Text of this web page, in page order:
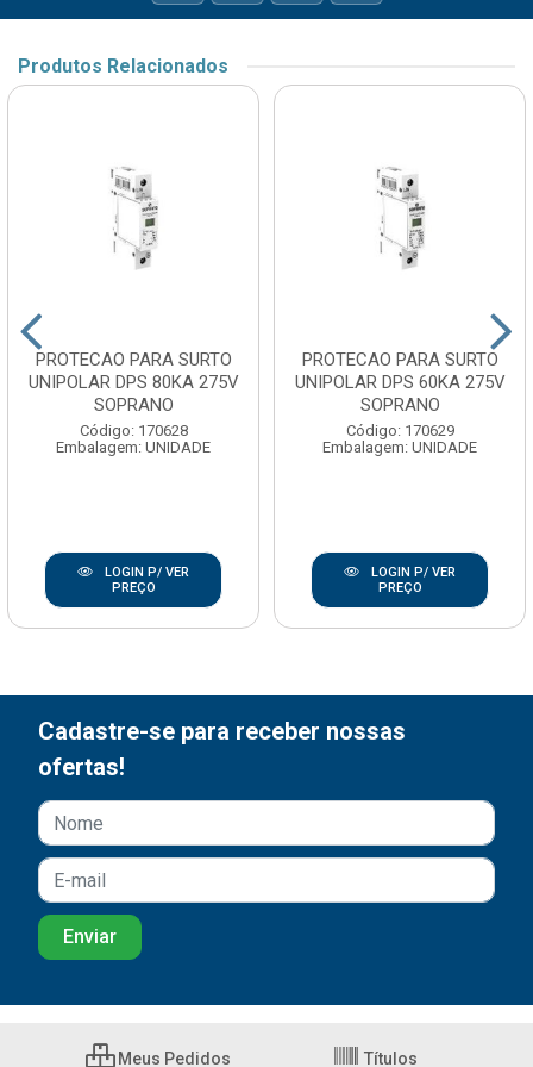
Produtos Relacionados
PROTECAO PARA SURTO
UNIPOLAR DPS 80KA 275V
SOPRANO
Código: 170628
Embalagem: UNIDADE
LOGIN P/ VER
PREÇO
PROTECAO PARA SURTO
UNIPOLAR DPS 60KA 275V
SOPRANO
Código: 170629
Embalagem: UNIDADE
LOGIN P/ VER
PREÇO
Cadastre-se para receber nossas
ofertas!
Meus Pedidos Títulos